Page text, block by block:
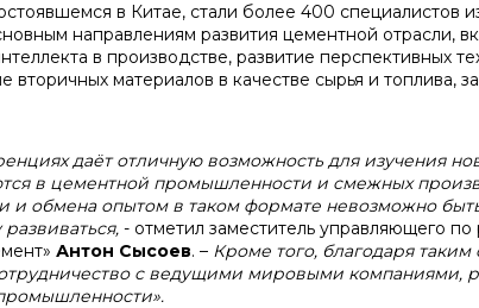
в Китае, стали более 400 специалистов
направлениям развития цементной отрасли,
в производстве, развитие перспективных
вторичных материалов в качестве сырья и топлива,
даёт отличную возможность для изучения
в цементной промышленности и смежных
и обмена опытом в таком формате невозможно
- отметил заместитель управляющего
Антон Сысоев. – Кроме того, благодаря
с ведущими мировыми компаниями,